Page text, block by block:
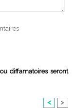
diffamatoires seront
< >